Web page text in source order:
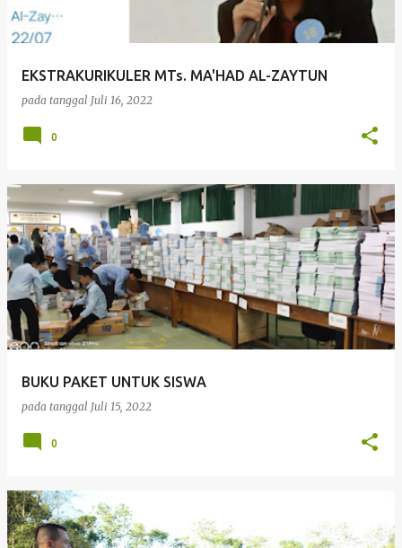
EKSTRAKURIKULER MTs. MA'HAD AL-ZAYTUN
pada tanggal Juli 16, 2022
0
BUKU PAKET UNTUK SISWA
pada tanggal Juli 15, 2022
0